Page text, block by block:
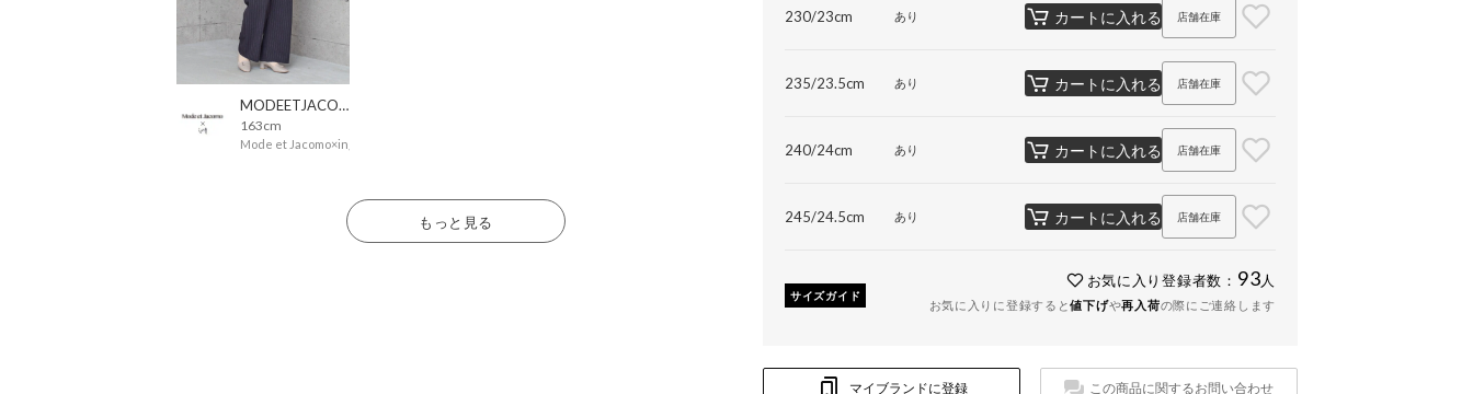
MODEETJACOMOingSTAFF
163cm
Mode et Jacomo×ing
もっと見る
230/23cm あり カートに入れる 店舗在庫
235/23.5cm あり カートに入れる 店舗在庫
240/24cm あり カートに入れる 店舗在庫
245/24.5cm あり カートに入れる 店舗在庫
サイズガイド
お気に入り登録者数： 93 人
お気に入りに登録すると値下げや再入荷の際にご連絡します
マイブランドに登録 この商品に関するお問い合わせ